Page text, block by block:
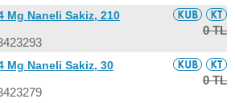
Mg Naneli Sakiz, 210
0 TL
Mg Naneli Sakiz, 30
0 TL